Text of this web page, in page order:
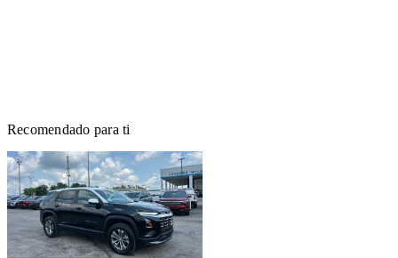
Recomendado para ti